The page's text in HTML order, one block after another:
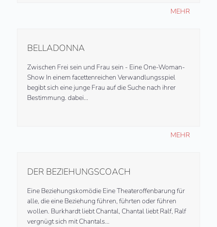
MEHR
BELLADONNA
Zwischen Frei sein und Frau sein - Eine One-Woman-
Show In einem facettenreichen Verwandlungsspiel
begibt sich eine junge Frau auf die Suche nach ihrer
Bestimmung. dabei…
MEHR
DER BEZIEHUNGSCOACH
Eine Beziehungskomödie Eine Theateroffenbarung für
alle, die eine Beziehung führen, führten oder führen
wollen. Burkhardt liebt Chantal, Chantal liebt Ralf, Ralf
vergnügt sich mit Chantals…